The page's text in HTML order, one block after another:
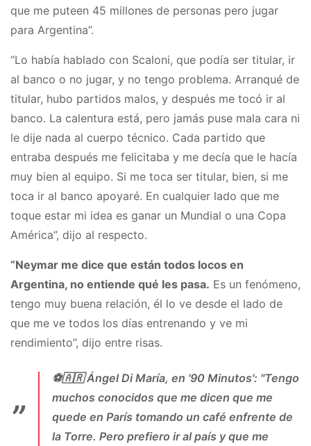
que me puteen 45 millones de personas pero jugar
para Argentina”.
“Lo había hablado con Scaloni, que podía ser titular, ir
al banco o no jugar, y no tengo problema. Arranqué de
titular, hubo partidos malos, y después me tocó ir al
banco. La calentura está, pero jamás puse mala cara ni
le dije nada al cuerpo técnico. Cada partido que
entraba después me felicitaba y me decía que le hacía
muy bien al equipo. Si me toca ser titular, bien, si me
toca ir al banco apoyaré. En cualquier lado que me
toque estar mi idea es ganar un Mundial o una Copa
América”, dijo al respecto.
“Neymar me dice que están todos locos en
Argentina, no entiende qué les pasa. Es un fenómeno,
tengo muy buena relación, él lo ve desde el lado de
que me ve todos los días entrenando y ve mi
rendimiento”, dijo entre risas.
⚽️🇦🇷 Ángel Di María, en '90 Minutos': "Tengo
muchos conocidos que me dicen que me
quede en París tomando un café enfrente de
la Torre. Pero prefiero ir al país y que me